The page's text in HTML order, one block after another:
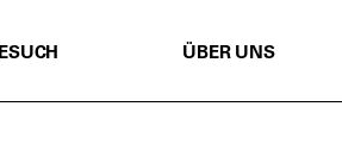
ÜBER UNS